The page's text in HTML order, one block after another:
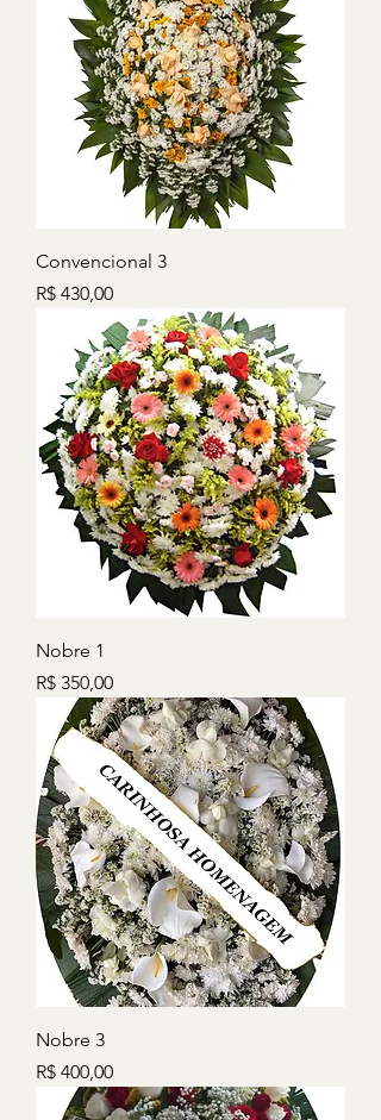
Convencional 3
Preço
R$ 430,00
Nobre 1
Preço
R$ 350,00
Nobre 3
Preço
R$ 400,00